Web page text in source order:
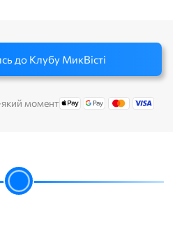
до Клубу МикВісті
момент